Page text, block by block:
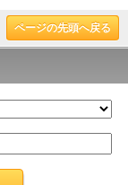
ページの先頭へ戻る